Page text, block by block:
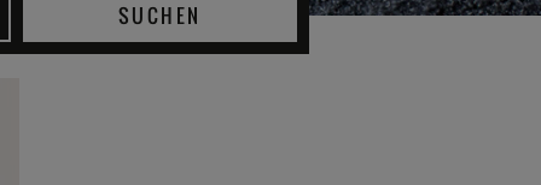
SUCHEN